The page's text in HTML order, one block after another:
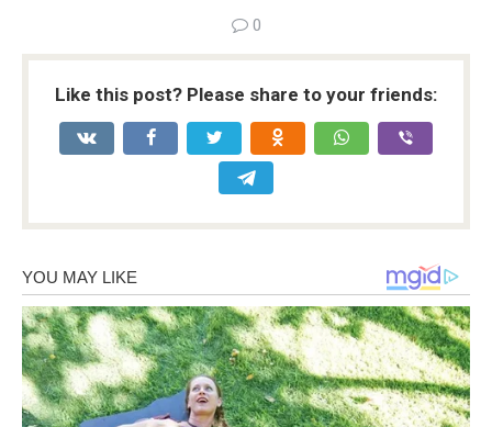
0
Like this post? Please share to your friends: